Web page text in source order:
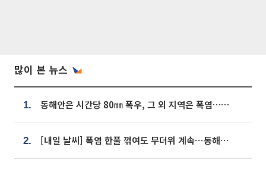
많이 본 뉴스
1. 동해안은 시간당 80㎜ 폭우, 그 외 지역은 폭염…‘극과 극 날씨’
2. [내일 날씨] 폭염 한풀 꺾여도 무더위 계속⋯동해안 이틀 연속 비